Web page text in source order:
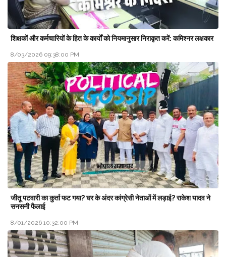
शिक्षकों और कर्मचारियों के हित के कार्यों को नियमानुसार निराकृत करें: कमिश्नर लक्षकार
8/03/2026 09:38:00 PM
जीतू पटवारी का कुर्ता फट गया? घर के अंदर कांग्रेसी नेताओं में लड़ाई? राकेश यादव ने
सनसनी फैलाई
8/01/2026 10:32:00 PM